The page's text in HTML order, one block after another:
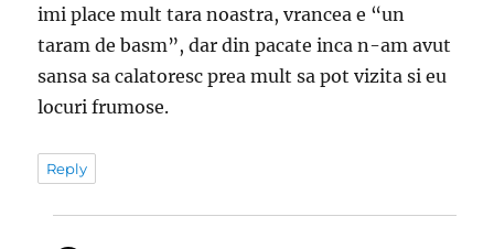
imi place mult tara noastra, vrancea e “un
taram de basm”, dar din pacate inca n-am avut
sansa sa calatoresc prea mult sa pot vizita si eu
locuri frumose.
Reply